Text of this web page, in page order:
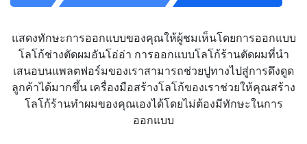
แสดงทักษะการออกแบบของคุณให้ผู้ชมเห็นโดยการออกแบบ
โลโก้ช่างตัดผมอันโอ่อ่า การออกแบบโลโก้ร้านตัดผมที่นำ
เสนอบนแพลตฟอร์มของเราสามารถช่วยปูทางไปสู่การดึงดูด
ลูกค้าได้มากขึ้น เครื่องมือสร้างโลโก้ของเราช่วยให้คุณสร้าง
โลโก้ร้านทำผมของคุณเองได้โดยไม่ต้องมีทักษะในการ
ออกแบบ